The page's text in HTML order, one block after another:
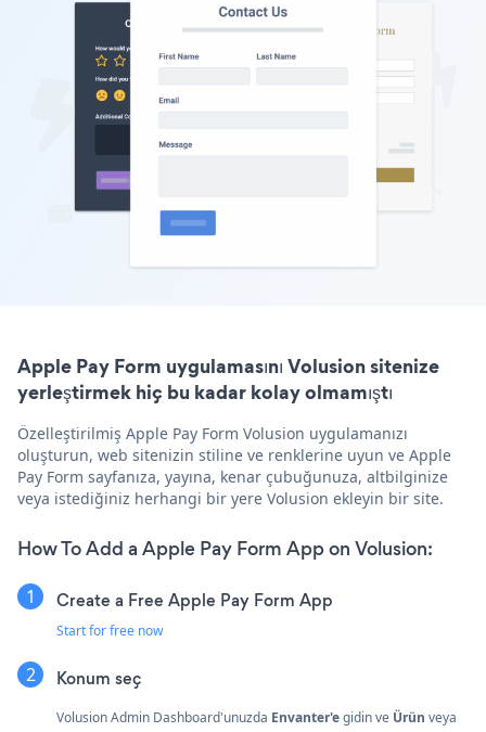
Apple Pay Form uygulamasını Volusion sitenize
yerleştirmek hiç bu kadar kolay olmamıştı
Özelleştirilmiş Apple Pay Form Volusion uygulamanızı
oluşturun, web sitenizin stiline ve renklerine uyun ve Apple
Pay Form sayfanıza, yayına, kenar çubuğunuza, altbilginize
veya istediğiniz herhangi bir yere Volusion ekleyin bir site.
How To Add a Apple Pay Form App on Volusion:
Create a Free Apple Pay Form App
Start for free now
Konum seç
Volusion Admin Dashboard'unuzda Envanter'egidin ve Ürün veya